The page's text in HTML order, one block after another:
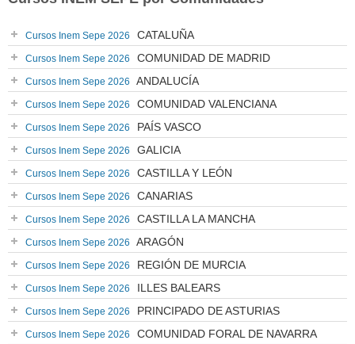
Cursos Inem Sepe 2026 CATALUÑA
Cursos Inem Sepe 2026 COMUNIDAD DE MADRID
Cursos Inem Sepe 2026 ANDALUCÍA
Cursos Inem Sepe 2026 COMUNIDAD VALENCIANA
Cursos Inem Sepe 2026 PAÍS VASCO
Cursos Inem Sepe 2026 GALICIA
Cursos Inem Sepe 2026 CASTILLA Y LEÓN
Cursos Inem Sepe 2026 CANARIAS
Cursos Inem Sepe 2026 CASTILLA LA MANCHA
Cursos Inem Sepe 2026 ARAGÓN
Cursos Inem Sepe 2026 REGIÓN DE MURCIA
Cursos Inem Sepe 2026 ILLES BALEARS
Cursos Inem Sepe 2026 PRINCIPADO DE ASTURIAS
Cursos Inem Sepe 2026 COMUNIDAD FORAL DE NAVARRA